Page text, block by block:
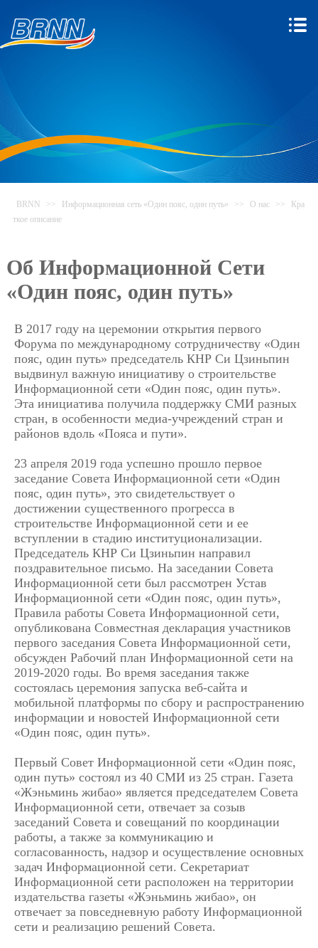
BRNN >> Информационная сеть «Один пояс, один путь» >> О нас >>
Кра
ткое описание
Об Информационной Сети
«Один пояс, один путь»
В 2017 году на церемонии открытия первого
Форума по международному сотрудничеству «Один
пояс, один путь» председатель КНР Си Цзиньпин
выдвинул важную инициативу о строительстве
Информационной сети «Один пояс, один путь».
Эта инициатива получила поддержку СМИ разных
стран, в особенности медиа-учреждений стран и
районов вдоль «Пояса и пути».
23 апреля 2019 года успешно прошло первое
заседание Совета Информационной сети «Один
пояс, один путь», это свидетельствует о
достижении существенного прогресса в
строительстве Информационной сети и ее
вступлении в стадию институционализации.
Председатель КНР Си Цзиньпин направил
поздравительное письмо. На заседании Совета
Информационной сети был рассмотрен Устав
Информационной сети «Один пояс, один путь»,
Правила работы Совета Информационной сети,
опубликована Совместная декларация участников
первого заседания Совета Информационной сети,
обсужден Рабочий план Информационной сети на
2019-2020 годы. Во время заседания также
состоялась церемония запуска веб-сайта и
мобильной платформы по сбору и распространению
информации и новостей Информационной сети
«Один пояс, один путь».
Первый Совет Информационной сети «Один пояс,
один путь» состоял из 40 СМИ из 25 стран. Газета
«Жэньминь жибао» является председателем Совета
Информационной сети, отвечает за созыв
заседаний Совета и совещаний по координации
работы, а также за коммуникацию и
согласованность, надзор и осуществление основных
задач Информационной сети. Секретариат
Информационной сети расположен на территории
издательства газеты «Жэньминь жибао», он
отвечает за повседневную работу Информационной
сети и реализацию решений Совета.